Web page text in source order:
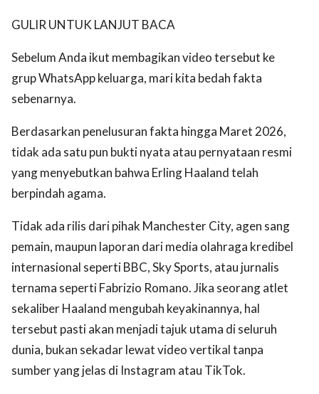
GULIR UNTUK LANJUT BACA
Sebelum Anda ikut membagikan video tersebut ke
grup WhatsApp keluarga, mari kita bedah fakta
sebenarnya.
Berdasarkan penelusuran fakta hingga Maret 2026,
tidak ada satu pun bukti nyata atau pernyataan resmi
yang menyebutkan bahwa Erling Haaland telah
berpindah agama.
Tidak ada rilis dari pihak Manchester City, agen sang
pemain, maupun laporan dari media olahraga kredibel
internasional seperti BBC, Sky Sports, atau jurnalis
ternama seperti Fabrizio Romano. Jika seorang atlet
sekaliber Haaland mengubah keyakinannya, hal
tersebut pasti akan menjadi tajuk utama di seluruh
dunia, bukan sekadar lewat video vertikal tanpa
sumber yang jelas di Instagram atau TikTok.